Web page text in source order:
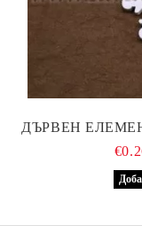
ДЪРВЕН